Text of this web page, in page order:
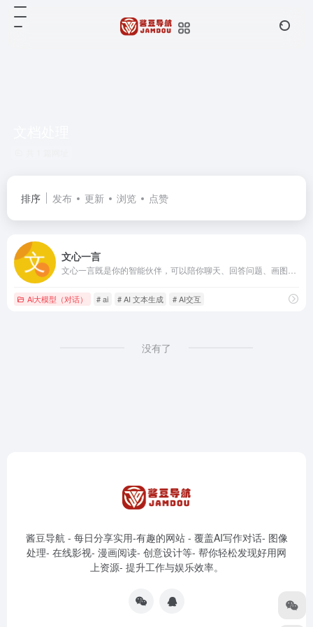
排序 发布 更新 浏览 点赞
文心一言
Ai大模型（对话） # ai # AI 文本生成 # AI交互
没有了
酱豆导航 - 每日分享实用-有趣的网站 - 覆盖AI写作对话- 图像
处理- 在线影视- 漫画阅读- 创意设计等- 帮你轻松发现好用网
上资源- 提升工作与娱乐效率。